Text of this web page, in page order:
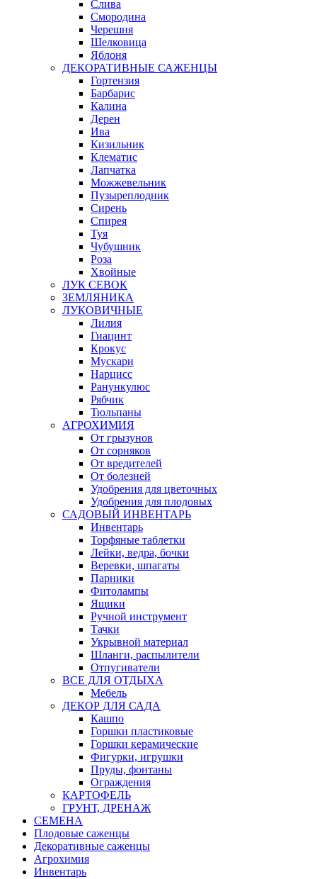
Слива
Смородина
Черешня
Шелковица
Яблоня
ДЕКОРАТИВНЫЕ САЖЕНЦЫ
Гортензия
Барбарис
Калина
Дерен
Ива
Кизильник
Клематис
Лапчатка
Можжевельник
Пузыреплодник
Сирень
Спирея
Туя
Чубушник
Роза
Хвойные
ЛУК СЕВОК
ЗЕМЛЯНИКА
ЛУКОВИЧНЫЕ
Лилия
Гиацинт
Крокус
Мускари
Нарцисс
Ранункулюс
Рябчик
Тюльпаны
АГРОХИМИЯ
От грызунов
От сорняков
От вредителей
От болезней
Удобрения для цветочных
Удобрения для плодовых
САДОВЫЙ ИНВЕНТАРЬ
Инвентарь
Торфяные таблетки
Лейки, ведра, бочки
Веревки, шпагаты
Парники
Фитолампы
Ящики
Ручной инструмент
Тачки
Укрывной материал
Шланги, распылители
Отпугиватели
ВСЕ ДЛЯ ОТДЫХА
Мебель
ДЕКОР ДЛЯ САДА
Кашпо
Горшки пластиковые
Горшки керамические
Фигурки, игрушки
Пруды, фонтаны
Ограждения
КАРТОФЕЛЬ
ГРУНТ, ДРЕНАЖ
СЕМЕНА
Плодовые саженцы
Декоративные саженцы
Агрохимия
Инвентарь